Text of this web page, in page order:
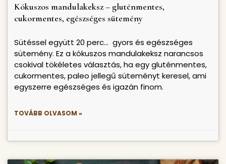
Kókuszos mandulakeksz – gluténmentes,
cukormentes, egészséges sütemény
Sütéssel együtt 20 perc… gyors és egészséges
sütemény. Ez a kókuszos mandulakeksz narancsos
csokival tökéletes választás, ha egy gluténmentes,
cukormentes, paleo jellegű süteményt keresel, ami
egyszerre egészséges és igazán finom.
TOVÁBB OLVASOM »